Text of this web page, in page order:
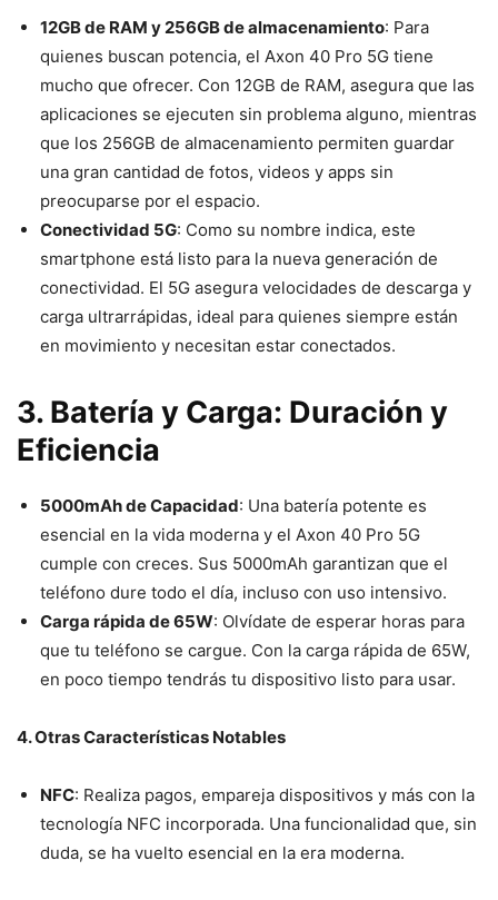
12GB de RAM y 256GB de almacenamiento: Para
quienes buscan potencia, el Axon 40 Pro 5G tiene
mucho que ofrecer. Con 12GB de RAM, asegura que las
aplicaciones se ejecuten sin problema alguno, mientras
que los 256GB de almacenamiento permiten guardar
una gran cantidad de fotos, videos y apps sin
preocuparse por el espacio.
Conectividad 5G: Como su nombre indica, este
smartphone está listo para la nueva generación de
conectividad. El 5G asegura velocidades de descarga y
carga ultrarrápidas, ideal para quienes siempre están
en movimiento y necesitan estar conectados.
3. Batería y Carga: Duración y
Eficiencia
5000mAh de Capacidad: Una batería potente es
esencial en la vida moderna y el Axon 40 Pro 5G
cumple con creces. Sus 5000mAh garantizan que el
teléfono dure todo el día, incluso con uso intensivo.
Carga rápida de 65W: Olvídate de esperar horas para
que tu teléfono se cargue. Con la carga rápida de 65W,
en poco tiempo tendrás tu dispositivo listo para usar.
4. Otras Características Notables
NFC: Realiza pagos, empareja dispositivos y más con la
tecnología NFC incorporada. Una funcionalidad que, sin
duda, se ha vuelto esencial en la era moderna.